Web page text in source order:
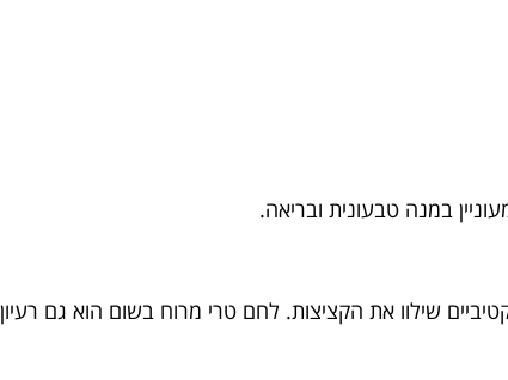
במנה טבעונית ובריאה.
שילוו את הקציצות. לחם טרי מרוח בשום הוא גם רעיון